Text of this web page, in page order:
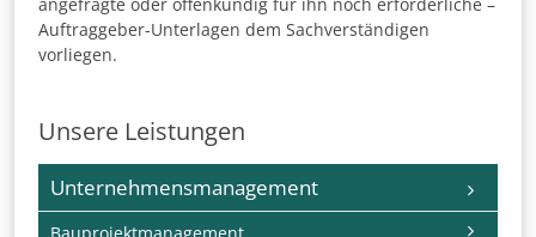
Auftraggeber-Unterlagen dem Sachverständigen
vorliegen.
Unsere Leistungen
Navigation
überspringen
Unternehmensmanagement